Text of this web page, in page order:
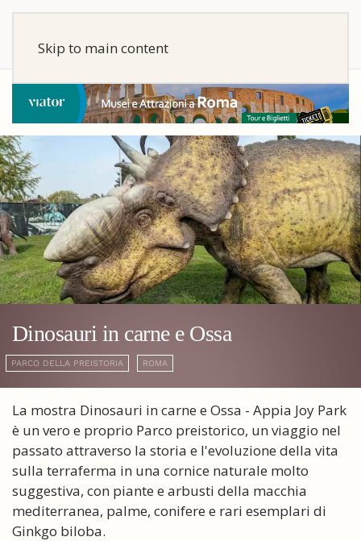
Skip to main content
Dinosauri in carne e Ossa
PARCO DELLA PREISTORIA ROMA
La mostra Dinosauri in carne e Ossa - Appia Joy Park
è un vero e proprio Parco preistorico, un viaggio nel
passato attraverso la storia e l'evoluzione della vita
sulla terraferma in una cornice naturale molto
suggestiva, con piante e arbusti della macchia
mediterranea, palme, conifere e rari esemplari di
Ginkgo biloba.